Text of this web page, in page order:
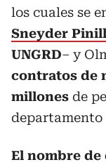
los cuales se
Sneyder
UNGRD– y
contratos de
millones de
departamento
El nombre